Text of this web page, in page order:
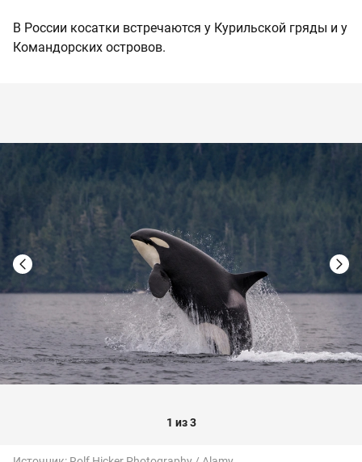
В России косатки встречаются у Курильской гряды и у
Командорских островов.
1 из 3